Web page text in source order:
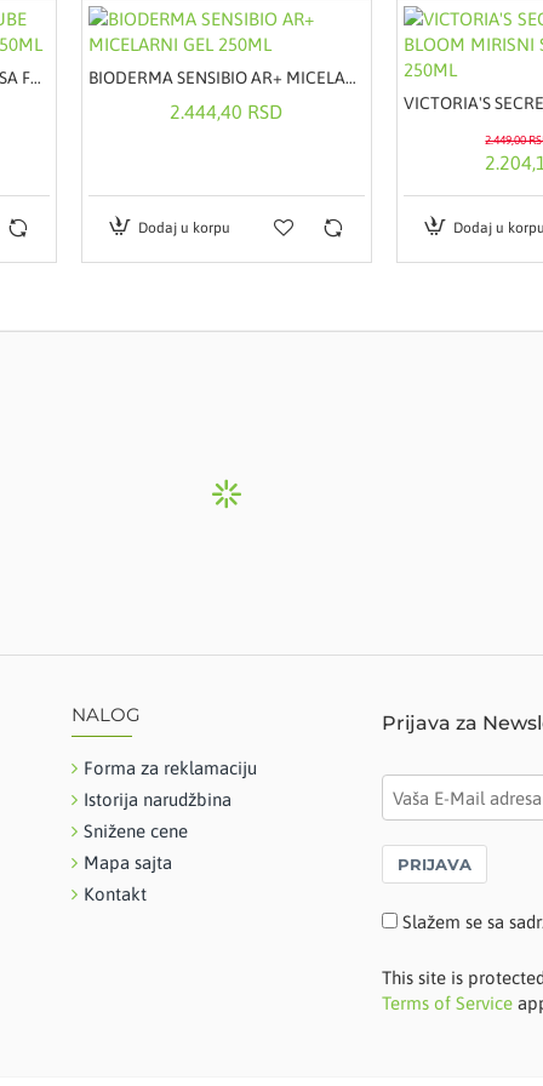
WELEDA DEČIJI GEL ZA ZUBE SA FLUOROM 6-12 GODINA 50ML BIODERMA SENSIBIO AR+ MICELARNI GEL 250ML
2.444,40 RSD
Dodaj u korpu
2.449,00
Dodaj u korpu
NALOG
Forma za reklamaciju
Istorija narudžbina
Snižene cene
Mapa sajta
Kontakt
Prijava za
PRIJAVA
Slažem se sa
This site is
Terms of Service